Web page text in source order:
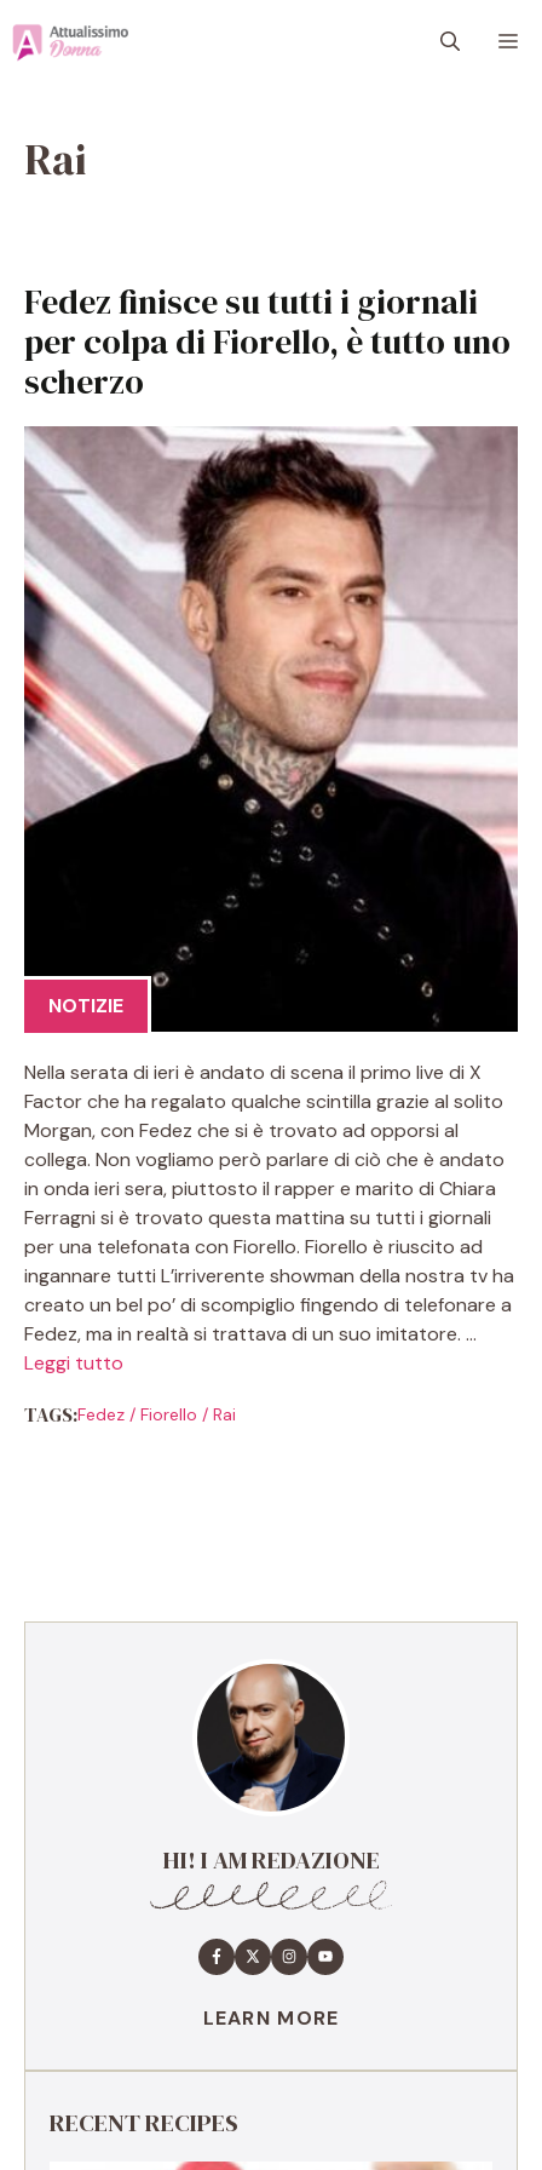
Rai
Fedez finisce su tutti i giornali
per colpa di Fiorello, è tutto uno
scherzo
NOTIZIE
Nella serata di ieri è andato di scena il primo live di X
Factor che ha regalato qualche scintilla grazie al solito
Morgan, con Fedez che si è trovato ad opporsi al
collega. Non vogliamo però parlare di ciò che è andato
in onda ieri sera, piuttosto il rapper e marito di Chiara
Ferragni si è trovato questa mattina su tutti i giornali
per una telefonata con Fiorello. Fiorello è riuscito ad
ingannare tutti L’irriverente showman della nostra tv ha
creato un bel po’ di scompiglio fingendo di telefonare a
Fedez, ma in realtà si trattava di un suo imitatore. …
Leggi tutto
TAGS:Fedez / Fiorello / Rai
HI! I AM REDAZIONE
LEARN MORE
RECENT RECIPES